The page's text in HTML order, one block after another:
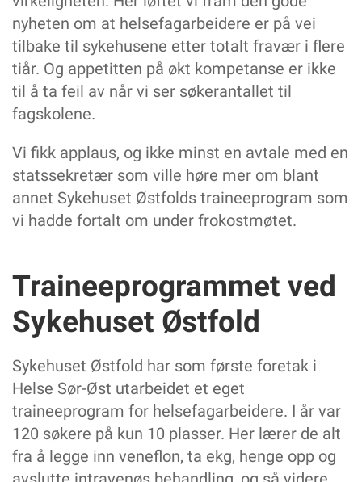
nyheten om at helsefagarbeidere er på vei
tilbake til sykehusene etter totalt fravær i flere
tiår. Og appetitten på økt kompetanse er ikke
til å ta feil av når vi ser søkerantallet til
fagskolene.
Vi fikk applaus, og ikke minst en avtale med en
statssekretær som ville høre mer om blant
annet Sykehuset Østfolds traineeprogram som
vi hadde fortalt om under frokostmøtet.
Traineeprogrammet ved
Sykehuset Østfold
Sykehuset Østfold har som første foretak i
Helse Sør-Øst utarbeidet et eget
traineeprogram for helsefagarbeidere. I år var
120 søkere på kun 10 plasser. Her lærer de alt
fra å legge inn veneflon, ta ekg, henge opp og